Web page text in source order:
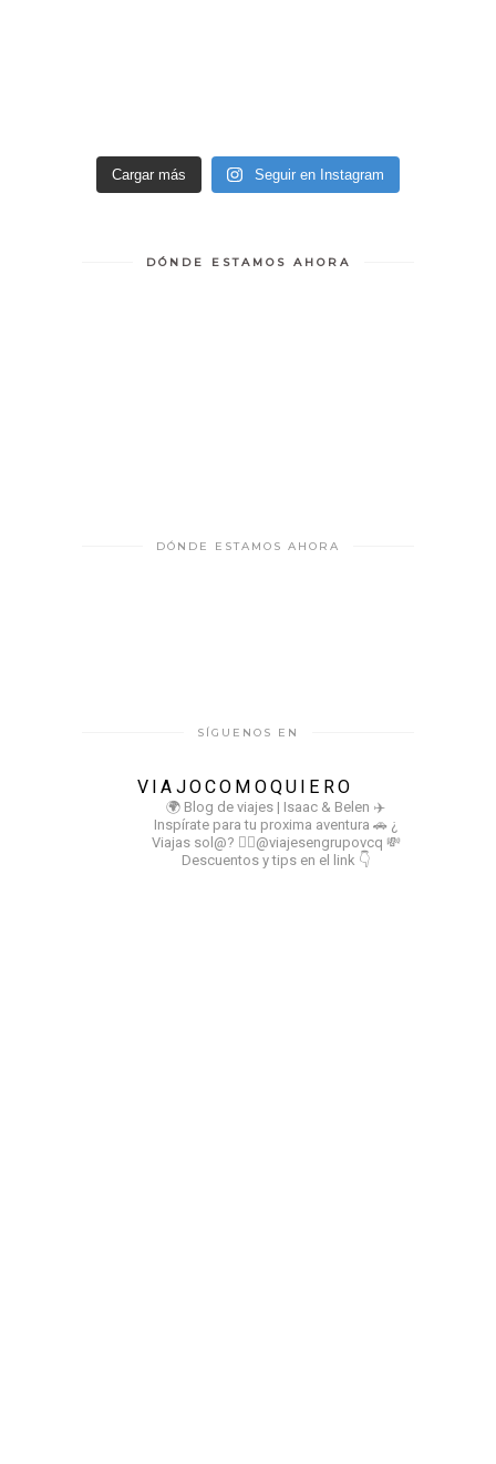
Cargar más Seguir en Instagram
DÓNDE ESTAMOS AHORA
DÓNDE ESTAMOS AHORA
SÍGUENOS EN
VIAJOCOMOQUIERO
🌍 Blog de viajes | Isaac & Belen ✈️
Inspírate para tu proxima aventura 🚗 ¿
Viajas sol@? 👉🏻@viajesengrupovcq 💸
Descuentos y tips en el link 👇